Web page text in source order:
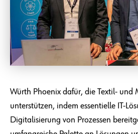
Würth Phoenix dafür, die Textil- und
unterstützen, indem essentielle IT-
Digitalisierung von Prozessen